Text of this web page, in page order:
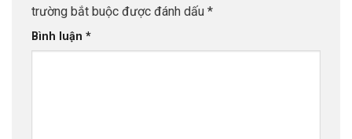
trường bắt buộc được đánh dấu *
Bình luận *